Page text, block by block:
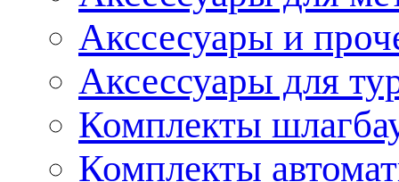
Акссесуары и
Аксессуары для
Комплекты
Комплекты